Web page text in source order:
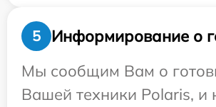
5
Информирование о
Мы сообщим Вам о
Вашей техники Polaris, и